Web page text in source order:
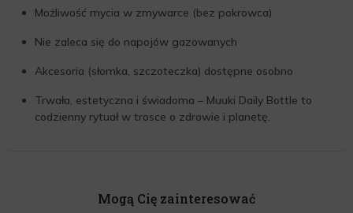
Możliwość mycia w zmywarce (bez pokrowca)
Nie zaleca się do napojów gazowanych
Akcesoria (słomka, szczoteczka) dostępne osobno
Trwała, estetyczna i świadoma – Muuki Daily Bottle to
codzienny rytuał w trosce o zdrowie i planetę.
Mogą Cię zainteresować